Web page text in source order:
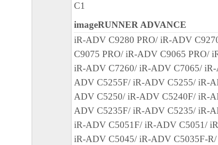
DEALERS OR CANON'S LICENSORS
ADVISED OF THE P OS SIBILITY OF
SOME STATES OR LEGAL
C1
imageRUNNER ADVANCE
iR-ADV C9280 PRO/ iR-ADV
C9075 PRO/ iR-ADV C9065 PRO/
iR-ADV C7260/ iR-ADV C7065/
ADV C5255F/ iR-ADV C5255/ iR-
ADV C5250/ iR-ADV C5240F/ iR-
ADV C5235F/ iR-ADV C5235/ iR-
iR-ADV C5051F/ iR-ADV C5051/
iR-ADV C5045/ iR-ADV C5035F-